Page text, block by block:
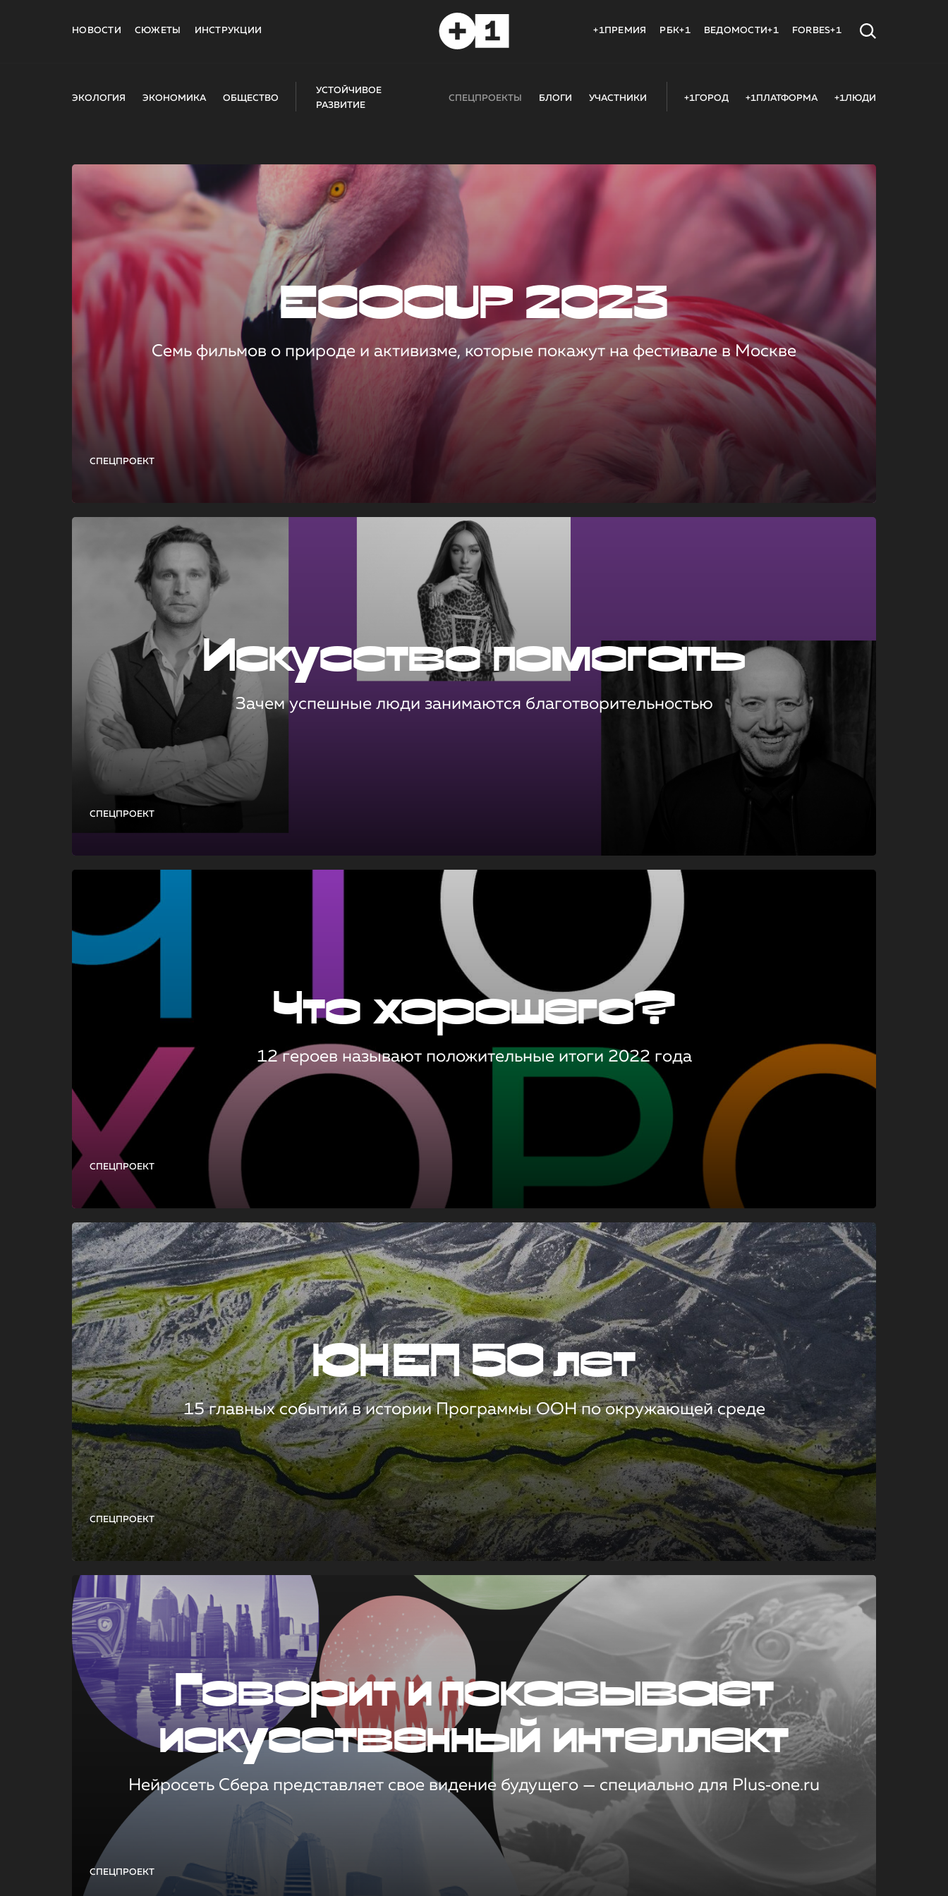
НОВОСТИ СЮЖЕТЫ ИНСТРУКЦИИ +1ПРЕМИЯ РБК+1 ВЕДОМОСТИ+1 FORBES+1
ЭКОЛОГИЯ ЭКОНОМИКА ОБЩЕСТВО
УСТОЙЧИВОЕ
РАЗВИТИЕ
СПЕЦПРОЕКТЫ БЛОГИ УЧАСТНИКИ +1ГОРОД +1ПЛАТФОРМА +1ЛЮДИ
СПЕЦПРОЕКТ
ECOCUP 2023
Семь фильмов о природе и активизме, которые покажут на фестивале в Москве
СПЕЦПРОЕКТ
Искусство помогать
Зачем успешные люди занимаются благотворительностью
СПЕЦПРОЕКТ
Что хорошего?
12 героев называют положительные итоги 2022 года
СПЕЦПРОЕКТ
ЮНЕП 50 лет
15 главных событий в истории Программы ООН по окружающей среде
СПЕЦПРОЕКТ
Говорит и показывает
искусственный интеллект
Нейросеть Сбера представляет свое видение будущего — специально для Plus‑one.ru